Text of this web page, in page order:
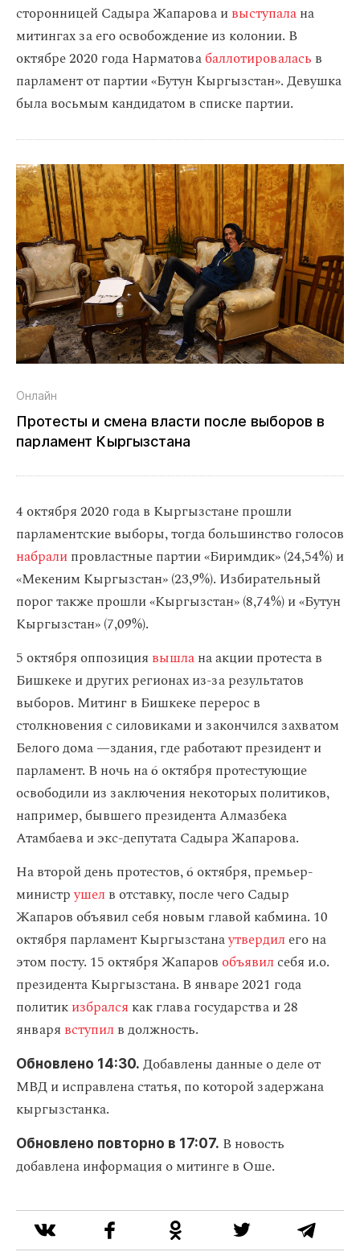
сторонницей Садыра Жапарова ивыступалана
митингах за его освобождение из колонии. В
октябре 2020 года Нарматовабаллотировалась в
парламент от партии «Бутун Кыргызстан». Девушка
была восьмым кандидатом в списке партии.
Онлайн
Протесты и смена власти после выборов в
парламент Кыргызстана
4 октября 2020 года в Кыргызстане прошли
парламентские выборы, тогда большинство голосов
набралипровластные партии «Биримдик» (24,54%) и
«Мекеним Кыргызстан» (23,9%). Избирательный
порог также прошли «Кыргызстан» (8,74%) и «Бутун
Кыргызстан» (7,09%).
5 октября оппозиция вышлана акции протеста в
Бишкеке и других регионах из-за результатов
выборов. Митинг в Бишкеке перерос в
столкновения с силовиками и закончился захватом
Белого дома —здания, где работают президент и
парламент. В ночь на 6 октября протестующие
освободили из заключения некоторых политиков,
например, бывшего президента Алмазбека
Атамбаева и экс-депутата Садыра Жапарова.
На второй день протестов, 6 октября, премьер-
министрушел в отставку, после чего Садыр
Жапаров объявил себя новым главой кабмина. 10
октября парламент Кыргызстанаутвердилего на
этом посту. 15 октября Жапаров объявилсебя и.о.
президента Кыргызстана. В январе 2021 года
политикизбрался как глава государства и 28
января вступил в должность.
Обновлено 14:30. Добавлены данные о деле от
МВД и исправлена статья, по которой задержана
кыргызстанка.
Обновлено повторно в 17:07. В новость
добавлена информация о митинге в Оше.